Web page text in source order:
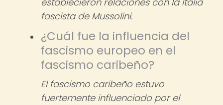
fascista de Mussolini.
¿Cuál fue la influencia del
fascismo europeo en el
fascismo caribeño?
El fascismo caribeño estuvo
fuertemente influenciado por el